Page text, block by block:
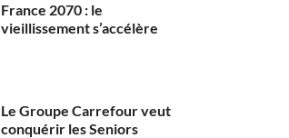
France 2070 : le
vieillissement s’accélère
Le Groupe Carrefour veut
conquérir les Seniors